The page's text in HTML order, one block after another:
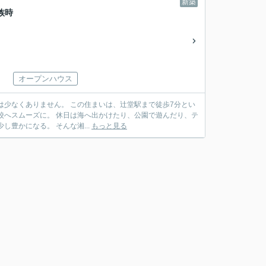
新築
時
オープンハウス
、辻堂駅まで徒歩7分とい
のものが少し豊かになる。 そんな湘... もっと見る